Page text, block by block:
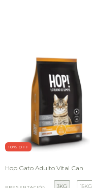
10% OFF
Hop Gato Adulto Vital Can
PRESENTACIÓN 3KG 15KG